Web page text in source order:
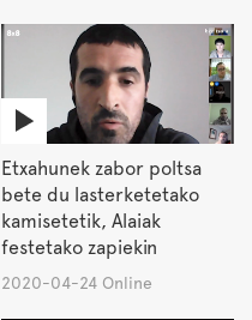
Etxahunek zabor poltsa
bete du lasterketetako
kamisetetik, Alaiak
festetako zapiekin
2020-04-24 Online